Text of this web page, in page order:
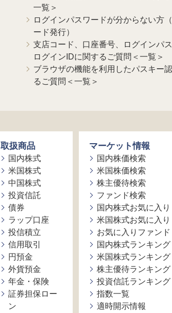
一覧＞
ログインパスワードが分からない方
ード発行）
支店コード、口座番号、ログインパス
ログインIDに関するご質問＜一覧＞
ブラウザの機能を利用したパスキー
るご質問＜一覧＞
取扱商品
国内株式
米国株式
中国株式
投資信託
債券
ラップ口座
投信積立
信用取引
円預金
外貨預金
年金・保険
証券担保ロー
ン
マーケット情報
国内株価検索
米国株価検索
株主優待検索
ファンド検索
国内株式お気に入り
米国株式お気に入り
お気に入りファンド
国内株式ランキング
米国株式ランキング
株主優待ランキング
投資信託ランキング
指数一覧
適時開示情報